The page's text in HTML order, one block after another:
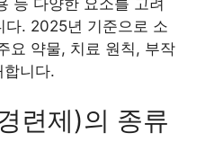
다. 2025년 기준으로 소
요 약물, 치료 원칙, 부작
니다.
련제)의 종류